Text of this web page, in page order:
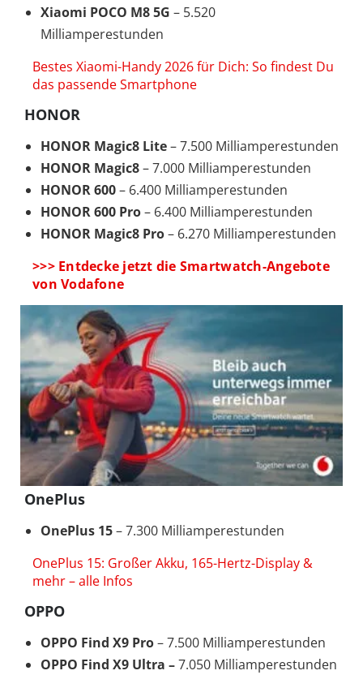
Xiaomi POCO M8 5G – 5.520
Milliamperestunden
Bestes Xiaomi-Handy 2026 für Dich: So findest Du
das passende Smartphone
HONOR
HONOR Magic8 Lite– 7.500 Milliamperestunden
HONOR Magic8– 7.000 Milliamperestunden
HONOR 600– 6.400 Milliamperestunden
HONOR 600 Pro– 6.400 Milliamperestunden
HONOR Magic8 Pro– 6.270 Milliamperestunden
>>> Entdecke jetzt die Smartwatch-Angebote
von Vodafone
OnePlus
OnePlus 15– 7.300 Milliamperestunden
OnePlus 15: Großer Akku, 165-Hertz-Display &
mehr – alle Infos
OPPO
OPPO Find X9 Pro– 7.500 Milliamperestunden
OPPO Find X9 Ultra –7.050 Milliamperestunden